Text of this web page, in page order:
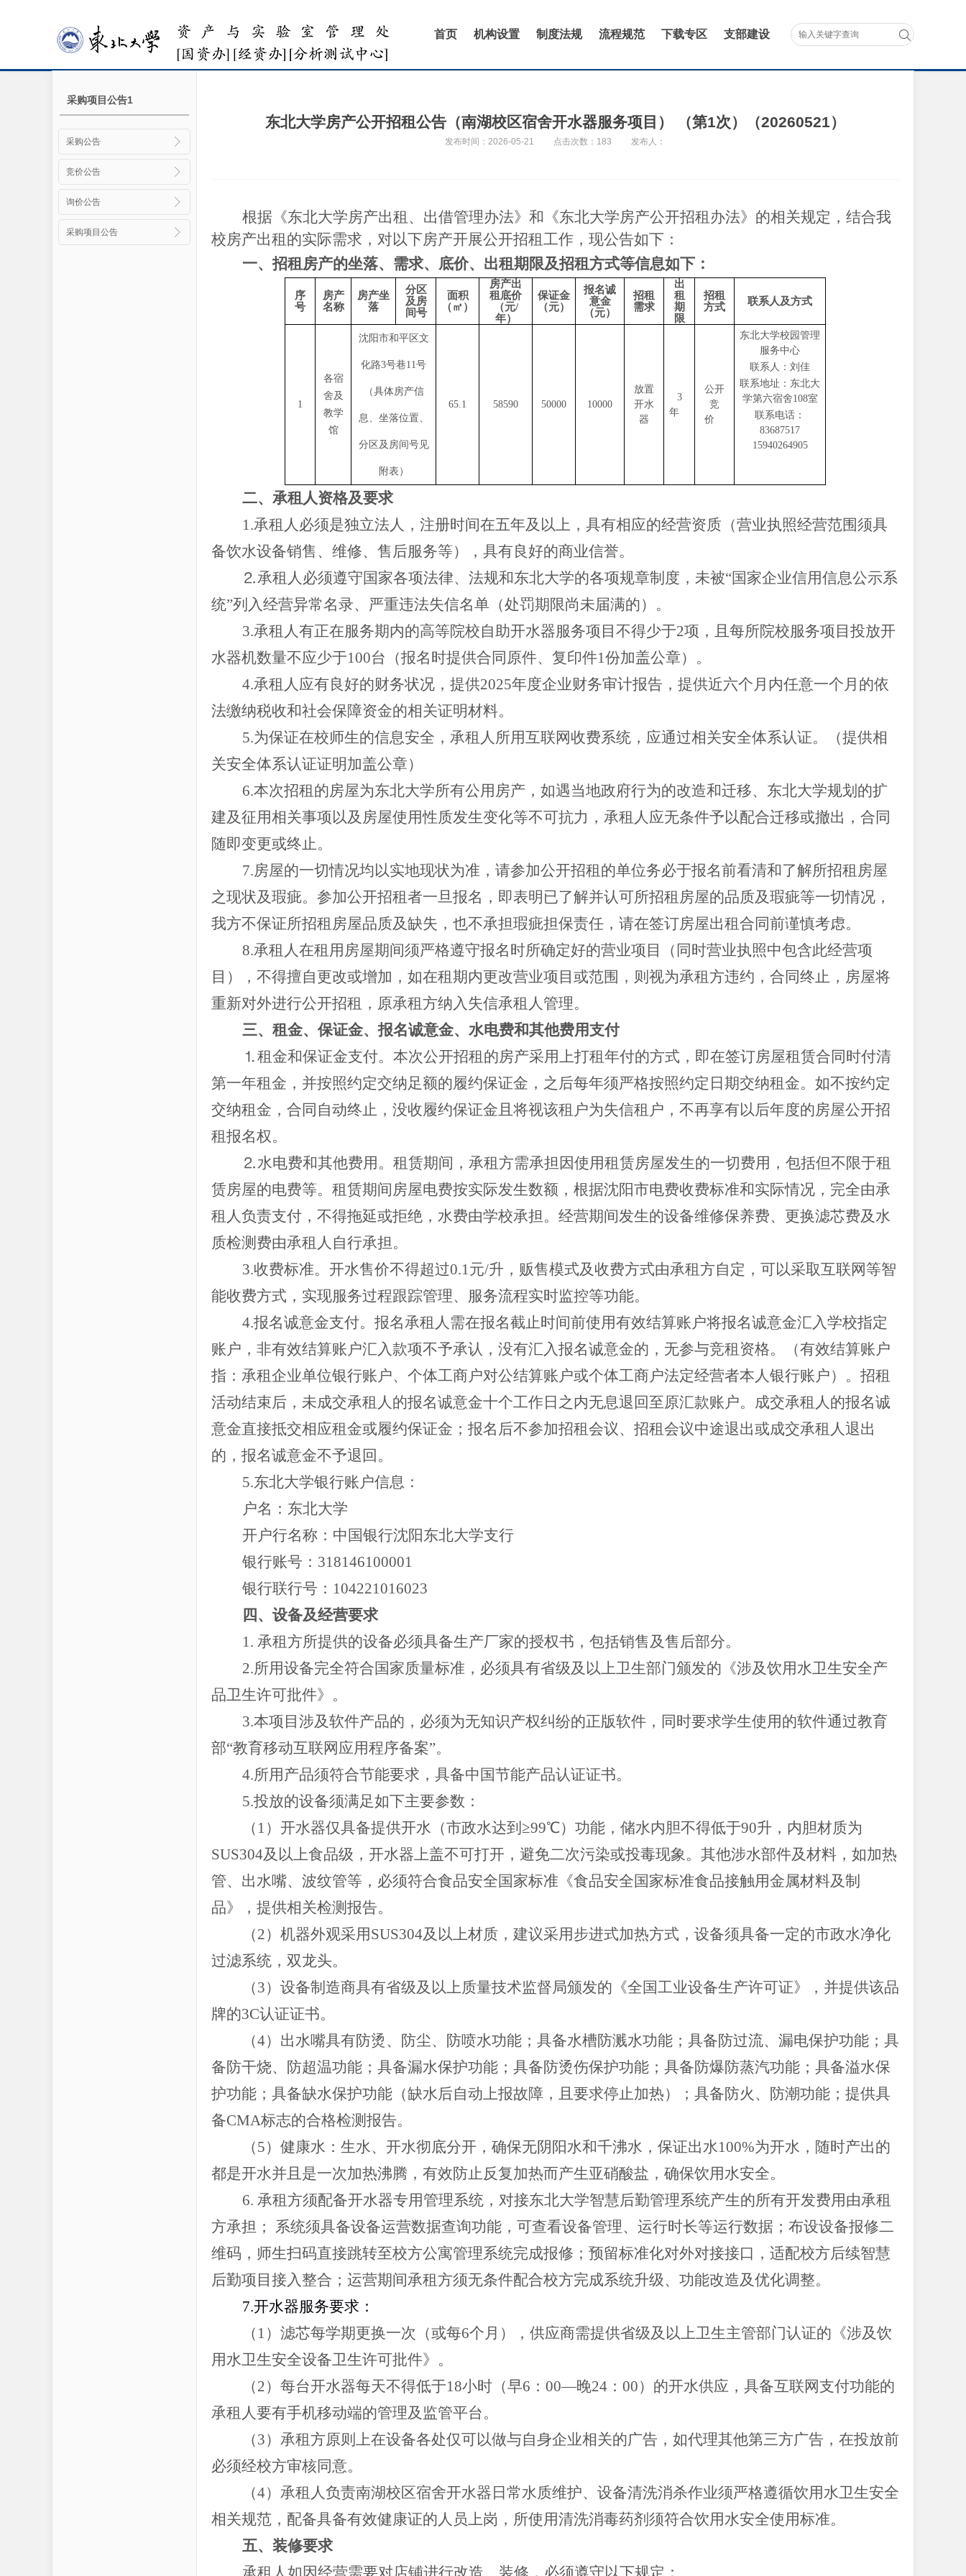
首页 机构设置 制度法规 流程规范 下载专区 支部建设
采购项目公告1
采购公告
竞价公告
询价公告
采购项目公告
东北大学房产公开招租公告（南湖校区宿舍开水器服务项目） （第1次）（20260521）
发布时间：2026-05-21 点击次数： 183 发布人：
根据《东北大学房产出租、出借管理办法》和《东北大学房产公开招租办法》的相关规定，结合我
校房产出租的实际需求，对以下房产开展公开招租工作，现公告如下：
一、招租房产的坐落、需求、底价、出租期限及招租方式等信息如下：
序
号
房产
名称
房产坐
落
分区
及房
间号
面积
（㎡）
房产出
租底价
（元/
年）
保证金
（元）
报名诚
意金
（元）
招租
需求
出
租
期
限
招租
方式
联系人及方式
1
各宿
舍及
教学
馆
沈阳市和平区文
化路3号巷11号
（具体房产信
息、坐落位置、
分区及房间号见
附表）
65.1 58590 50000 10000
放置
开水
器
3
年
公开
竞
价
东北大学校园管理
服务中心
联系人：刘佳
联系地址：东北大
学第六宿舍108室
联系电话：
83687517
15940264905
二、承租人资格及要求
1.承租人必须是独立法人，注册时间在五年及以上，具有相应的经营资质（营业执照经营范围须具
备饮水设备销售、维修、售后服务等），具有良好的商业信誉。
⒉承租人必须遵守国家各项法律、法规和东北大学的各项规章制度，未被“国家企业信用信息公示系
统”列入经营异常名录、严重违法失信名单（处罚期限尚未届满的）。
3.承租人有正在服务期内的高等院校自助开水器服务项目不得少于2项，且每所院校服务项目投放开
水器机数量不应少于100台（报名时提供合同原件、复印件1份加盖公章）。
4.承租人应有良好的财务状况，提供2025年度企业财务审计报告，提供近六个月内任意一个月的依
法缴纳税收和社会保障资金的相关证明材料。
5.为保证在校师生的信息安全，承租人所用互联网收费系统，应通过相关安全体系认证。（提供相
关安全体系认证证明加盖公章）
6.本次招租的房屋为东北大学所有公用房产，如遇当地政府行为的改造和迁移、东北大学规划的扩
建及征用相关事项以及房屋使用性质发生变化等不可抗力，承租人应无条件予以配合迁移或撤出，合同
随即变更或终止。
7.房屋的一切情况均以实地现状为准，请参加公开招租的单位务必于报名前看清和了解所招租房屋
之现状及瑕疵。 参加公开招租者一旦报名，即表明已了解并认可所招租房屋的品质及瑕疵等一切情况，
我方不保证所招租房屋品质及缺失，也不承担瑕疵担保责任，请在签订房屋出租合同前谨慎考虑。
8.承租人在租用房屋期间须严格遵守报名时所确定好的营业项目（同时营业执照中包含此经营项
目），不得擅自更改或增加，如在租期内更改营业项目或范围，则视为承租方违约，合同终止，房屋将
重新对外进行公开招租，原承租方纳入失信承租人管理。
三、租金、保证金、报名诚意金、水电费和其他费用支付
⒈租金和保证金支付。本次公开招租的房产采用上打租年付的方式，即在签订房屋租赁合同时付清
第一年租金，并按照约定交纳足额的履约保证金，之后每年须严格按照约定日期交纳租金。如不按约定
交纳租金，合同自动终止，没收履约保证金且将视该租户为失信租户，不再享有以后年度的房屋公开招
租报名权。
⒉水电费和其他费用。租赁期间，承租方需承担因使用租赁房屋发生的一切费用，包括但不限于租
赁房屋的电费等。租赁期间房屋电费按实际发生数额，根据沈阳市电费收费标准和实际情况，完全由承
租人负责支付，不得拖延或拒绝，水费由学校承担。经营期间发生的设备维修保养费、更换滤芯费及水
质检测费由承租人自行承担。
3.收费标准。开水售价不得超过0.1元/升，贩售模式及收费方式由承租方自定，可以采取互联网等智
能收费方式，实现服务过程跟踪管理、服务流程实时监控等功能。
4.报名诚意金支付。报名承租人需在报名截止时间前使用有效结算账户将报名诚意金汇入学校指定
账户，非有效结算账户汇入款项不予承认，没有汇入报名诚意金的，无参与竞租资格。（有效结算账户
指：承租企业单位银行账户、个体工商户对公结算账户或个体工商户法定经营者本人银行账户）。招租
活动结束后，未成交承租人的报名诚意金十个工作日之内无息退回至原汇款账户。成交承租人的报名诚
意金直接抵交相应租金或履约保证金；报名后不参加招租会议、招租会议中途退出或成交承租人退出
的，报名诚意金不予退回。
5.东北大学银行账户信息：
户名：东北大学
开户行名称：中国银行沈阳东北大学支行
银行账号： 318146100001
银行联行号： 104221016023
四、设备及经营要求
1. 承租方所提供的设备必须具备生产厂家的授权书，包括销售及售后部分。
2.所用设备完全符合国家质量标准，必须具有省级及以上卫生部门颁发的《涉及饮用水卫生安全产
品卫生许可批件》。
3.本项目涉及软件产品的，必须为无知识产权纠纷的正版软件，同时要求学生使用的软件通过教育
部“教育移动互联网应用程序备案”。
4.所用产品须符合节能要求，具备中国节能产品认证证书。
5.投放的设备须满足如下主要参数：
（ 1）开水器仅具备提供开水（市政水达到≥99℃）功能，储水内胆不得低于90升，内胆材质为
SUS304及以上食品级，开水器上盖不可打开，避免二次污染或投毒现象。其他涉水部件及材料，如加热
管、出水嘴、波纹管等，必须符合食品安全国家标准《食品安全国家标准食品接触用金属材料及制
品》，提供相关检测报告。
（2）机器外观采用SUS304及以上材质，建议采用步进式加热方式，设备须具备一定的市政水净化
过滤系统，双龙头。
（3）设备制造商具有省级及以上质量技术监督局颁发的《全国工业设备生产许可证》，并提供该品
牌的3C认证证书。
（4）出水嘴具有防烫、防尘、防喷水功能；具备水槽防溅水功能；具备防过流、漏电保护功能；具
备防干烧、防超温功能；具备漏水保护功能；具备防烫伤保护功能；具备防爆防蒸汽功能；具备溢水保
护功能；具备缺水保护功能（缺水后自动上报故障，且要求停止加热）；具备防火、防潮功能；提供具
备CMA标志的合格检测报告。
（5）健康水：生水、开水彻底分开，确保无阴阳水和千沸水，保证出水100%为开水，随时产出的
都是开水并且是一次加热沸腾，有效防止反复加热而产生亚硝酸盐，确保饮用水安全。
6. 承租方须配备开水器专用管理系统，对接东北大学智慧后勤管理系统产生的所有开发费用由承租
方承担； 系统须具备设备运营数据查询功能，可查看设备管理、运行时长等运行数据；布设设备报修二
维码，师生扫码直接跳转至校方公寓管理系统完成报修；预留标准化对外对接接口，适配校方后续智慧
后勤项目接入整合；运营期间承租方须无条件配合校方完成系统升级、功能改造及优化调整。
7.开水器服务要求：
（ 1）滤芯每学期更换一次（或每6个月），供应商需提供省级及以上卫生主管部门认证的《涉及饮
用水卫生安全设备卫生许可批件》。
（2）每台开水器每天不得低于18小时（早6：00—晚24：00）的开水供应，具备互联网支付功能的
承租人要有手机移动端的管理及监管平台。
（3）承租方原则上在设备各处仅可以做与自身企业相关的广告，如代理其他第三方广告，在投放前
必须经校方审核同意。
（4）承租人负责南湖校区宿舍开水器日常水质维护、设备清洗消杀作业须严格遵循饮用水卫生安全
相关规范，配备具备有效健康证的人员上岗，所使用清洗消毒药剂须符合饮用水安全使用标准。
五、装修要求
承租人如因经营需要对店铺进行改造、装修，必须遵守以下规定：